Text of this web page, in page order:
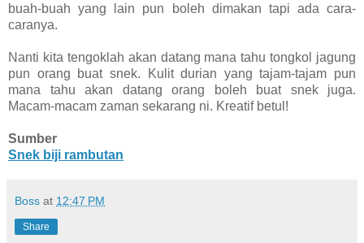
buah-buah yang lain pun boleh dimakan tapi ada cara-
caranya.
Nanti kita tengoklah akan datang mana tahu tongkol jagung
pun orang buat snek. Kulit durian yang tajam-tajam pun
mana tahu akan datang orang boleh buat snek juga.
Macam-macam zaman sekarang ni. Kreatif betul!
Sumber
Snek biji rambutan
Boss at 12:47 PM
Share